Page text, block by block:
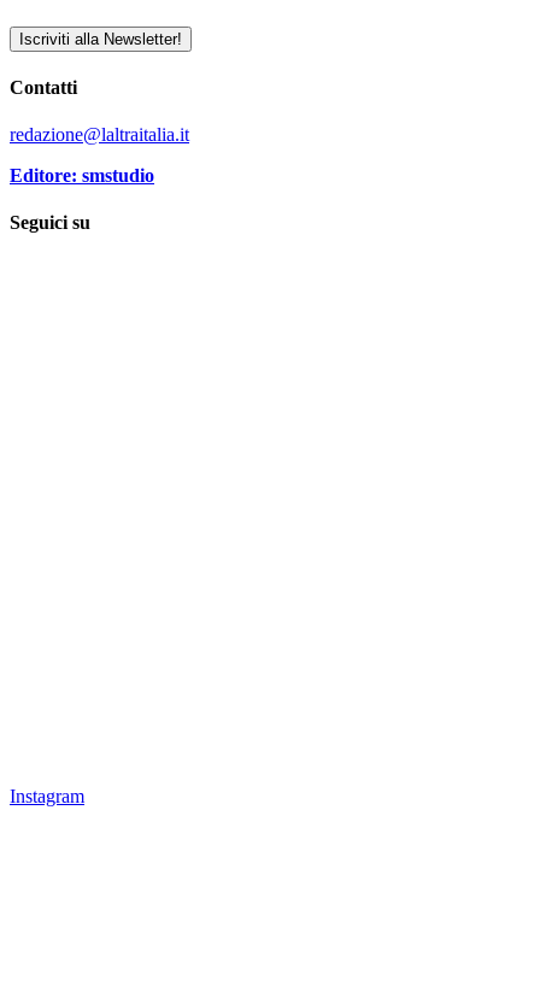
Iscriviti alla Newsletter!
Contatti
redazione@laltraitalia.it
Editore: smstudio
Seguici su
Instagram